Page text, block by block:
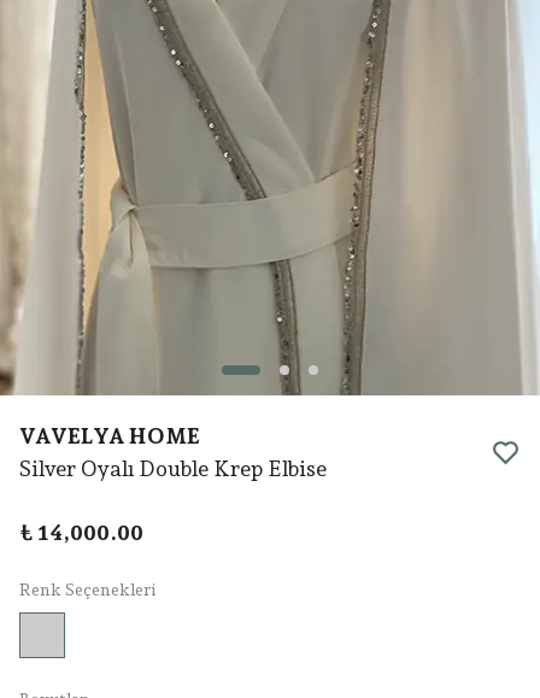
VAVELYA HOME
Silver Oyalı Double Krep Elbise
₺ 14,000.00
Renk Seçenekleri